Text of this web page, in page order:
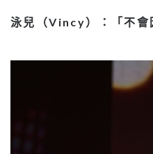
泳兒（Vincy）：「不會